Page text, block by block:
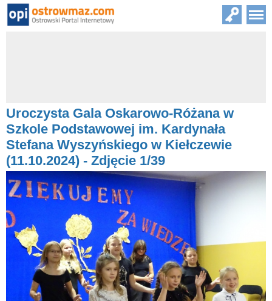
Uroczysta Gala Oskarowo-Różana w
Szkole Podstawowej im. Kardynała
Stefana Wyszyńskiego w Kiełczewie
(11.10.2024) - Zdjęcie 1/39